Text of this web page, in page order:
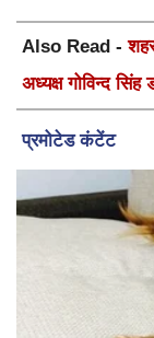
Also Read -
अध्यक्ष गोविन्द सिंह